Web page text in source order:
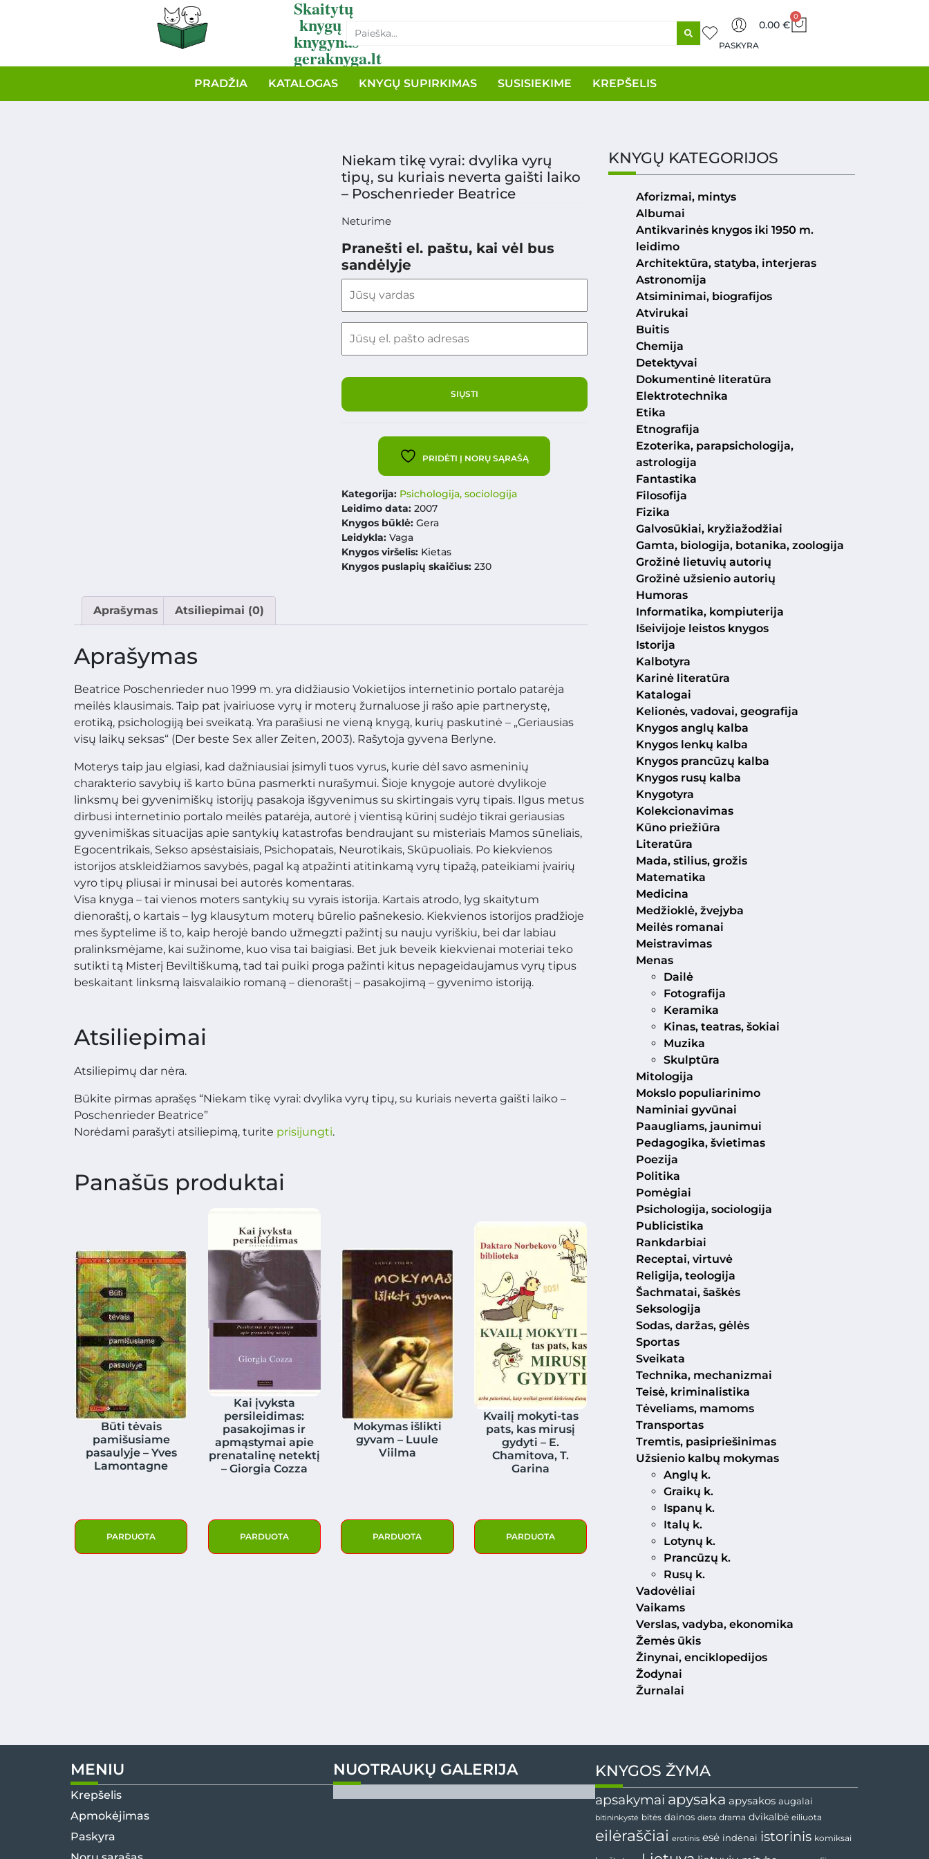
Skaitytų
knygų
knygynas
geraknyga.lt
PASKYRA
0.00 €
0
PRADŽIA KATALOGAS KNYGŲ SUPIRKIMAS SUSISIEKIME KREPŠELIS
Niekam tikę vyrai: dvylika vyrų
tipų, su kuriais neverta gaišti laiko
– Poschenrieder Beatrice
Neturime
Pranešti el. paštu, kai vėl bus
sandėlyje
PRIDĖTI Į NORŲ SĄRAŠĄ
Kategorija: Psichologija, sociologija
Leidimo data:2007
Knygos būklė: Gera
Leidykla:Vaga
Knygos viršelis: Kietas
Knygos puslapių skaičius: 230
Aprašymas Atsiliepimai (0)
Aprašymas
Beatrice Poschenrieder nuo 1999 m. yra didžiausio Vokietijos internetinio portalo patarėja
meilės klausimais. Taip pat įvairiuose vyrų ir moterų žurnaluose ji rašo apie partnerystę,
erotiką, psichologiją bei sveikatą. Yra parašiusi ne vieną knygą, kurių paskutinė – „Geriausias
visų laikų seksas“ (Der beste Sex aller Zeiten, 2003). Rašytoja gyvena Berlyne.
Moterys taip jau elgiasi, kad dažniausiai įsimyli tuos vyrus, kurie dėl savo asmeninių
charakterio savybių iš karto būna pasmerkti nurašymui. Šioje knygoje autorė dvylikoje
linksmų bei gyvenimiškų istorijų pasakoja išgyvenimus su skirtingais vyrų tipais. Ilgus metus
dirbusi internetinio portalo meilės patarėja, autorė į vientisą kūrinį sudėjo tikrai geriausias
gyvenimiškas situacijas apie santykių katastrofas bendraujant su misteriais Mamos sūneliais,
Egocentrikais, Sekso apsėstaisiais, Psichopatais, Neurotikais, Skūpuoliais. Po kiekvienos
istorijos atskleidžiamos savybės, pagal ką atpažinti atitinkamą vyrų tipažą, pateikiami įvairių
vyro tipų pliusai ir minusai bei autorės komentaras.
Visa knyga – tai vienos moters santykių su vyrais istorija. Kartais atrodo, lyg skaitytum
dienoraštį, o kartais – lyg klausytum moterų būrelio pašnekesio. Kiekvienos istorijos pradžioje
mes šyptelime iš to, kaip herojė bando užmegzti pažintį su nauju vyriškiu, bei dar labiau
pralinksmėjame, kai sužinome, kuo visa tai baigiasi. Bet juk beveik kiekvienai moteriai teko
sutikti tą Misterį Beviltiškumą, tad tai puiki proga pažinti kitus nepageidaujamus vyrų tipus
beskaitant linksmą laisvalaikio romaną – dienoraštį – pasakojimą – gyvenimo istoriją.
Atsiliepimai
Atsiliepimų dar nėra.
Būkite pirmas aprašęs “Niekam tikę vyrai: dvylika vyrų tipų, su kuriais neverta gaišti laiko –
Poschenrieder Beatrice”
Norėdami parašyti atsiliepimą, turite prisijungti.
Panašūs produktai
Būti tėvais
pamišusiame
pasaulyje – Yves
Lamontagne
PARDUOTA
Kai įvyksta
persileidimas:
pasakojimas ir
apmąstymai apie
prenatalinę netektį
– Giorgia Cozza
PARDUOTA
Mokymas išlikti
gyvam – Luule
Viilma
PARDUOTA
Kvailį mokyti-tas
pats, kas mirusį
gydyti – E.
Chamitova, T.
Garina
PARDUOTA
KNYGŲ KATEGORIJOS
Aforizmai, mintys
Albumai
Antikvarinės knygos iki 1950 m.
leidimo
Architektūra, statyba, interjeras
Astronomija
Atsiminimai, biografijos
Atvirukai
Buitis
Chemija
Detektyvai
Dokumentinė literatūra
Elektrotechnika
Etika
Etnografija
Ezoterika, parapsichologija,
astrologija
Fantastika
Filosofija
Fizika
Galvosūkiai, kryžiažodžiai
Gamta, biologija, botanika, zoologija
Grožinė lietuvių autorių
Grožinė užsienio autorių
Humoras
Informatika, kompiuterija
Išeivijoje leistos knygos
Istorija
Kalbotyra
Karinė literatūra
Katalogai
Kelionės, vadovai, geografija
Knygos anglų kalba
Knygos lenkų kalba
Knygos prancūzų kalba
Knygos rusų kalba
Knygotyra
Kolekcionavimas
Kūno priežiūra
Literatūra
Mada, stilius, grožis
Matematika
Medicina
Medžioklė, žvejyba
Meilės romanai
Meistravimas
Menas
Dailė
Fotografija
Keramika
Kinas, teatras, šokiai
Muzika
Skulptūra
Mitologija
Mokslo populiarinimo
Naminiai gyvūnai
Paaugliams, jaunimui
Pedagogika, švietimas
Poezija
Politika
Pomėgiai
Psichologija, sociologija
Publicistika
Rankdarbiai
Receptai, virtuvė
Religija, teologija
Šachmatai, šaškės
Seksologija
Sodas, daržas, gėlės
Sportas
Sveikata
Technika, mechanizmai
Teisė, kriminalistika
Tėveliams, mamoms
Transportas
Tremtis, pasipriešinimas
Užsienio kalbų mokymas
Anglų k.
Graikų k.
Ispanų k.
Italų k.
Lotynų k.
Prancūzų k.
Rusų k.
Vadovėliai
Vaikams
Verslas, vadyba, ekonomika
Žemės ūkis
Žinynai, enciklopedijos
Žodynai
Žurnalai
MENIU
Krepšelis
Apmokėjimas
Paskyra
NUOTRAUKŲ GALERIJA KNYGOS ŽYMA
apsakymai apysaka apysakos augalai
bitininkystė bitės dainos dieta drama dvikalbė eiliuota
eilėraščiai erotinis esė indėnai istorinis komiksai